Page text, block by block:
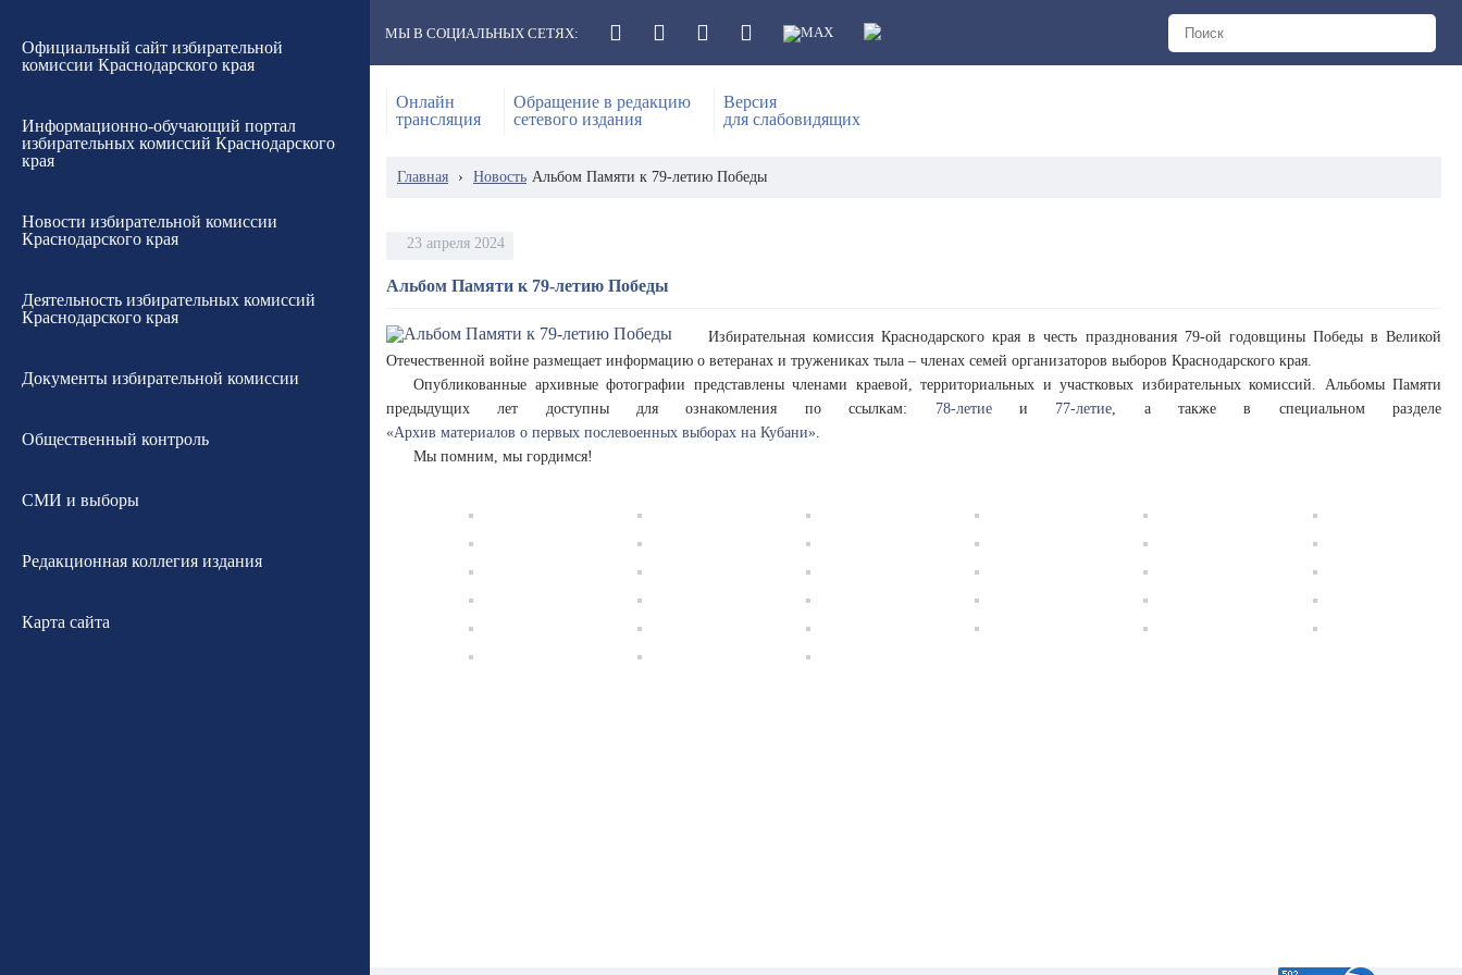
Официальный сайт избирательной
комиссии Краснодарского края
Информационно-обучающий портал
избирательных комиссий Краснодарского
края
Новости избирательной комиссии
Краснодарского края
Деятельность избирательных комиссий
Краснодарского края
Документы избирательной комиссии
Общественный контроль
СМИ и выборы
Редакционная коллегия издания
Карта сайта
МЫ В СОЦИАЛЬНЫХ СЕТЯХ:
Онлайн
трансляция
Обращение в редакцию
сетевого издания
Версия
для слабовидящих
Главная › Новость Альбом Памяти к 79-летию Победы
23 апреля 2024
Альбом Памяти к 79-летию Победы
Избирательная комиссия Краснодарского края в честь празднования 79-ой годовщины Победы в Великой
Отечественной войне размещает информацию о ветеранах и тружениках тыла – членах семей организаторов выборов Краснодарского края.
Опубликованные архивные фотографии представлены членами краевой, территориальных и участковых избирательных комиссий. Альбомы Памяти
предыдущих лет доступны для ознакомления по ссылкам: 78-летиеи 77-летие, а также в специальном разделе
«Архив материалов о первых послевоенных выборах на Кубани».
Мы помним, мы гордимся!